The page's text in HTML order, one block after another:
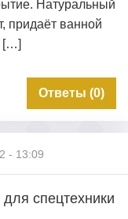
Натуральный
придаёт ванной
[…]
Ответы (0)
- 13:09
спецтехники